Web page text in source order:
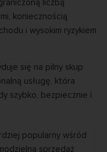
liczbą
koniecznością
i wysokim ryzykiem
się na pilny skup
usługę, która
szybko, bezpiecznie i